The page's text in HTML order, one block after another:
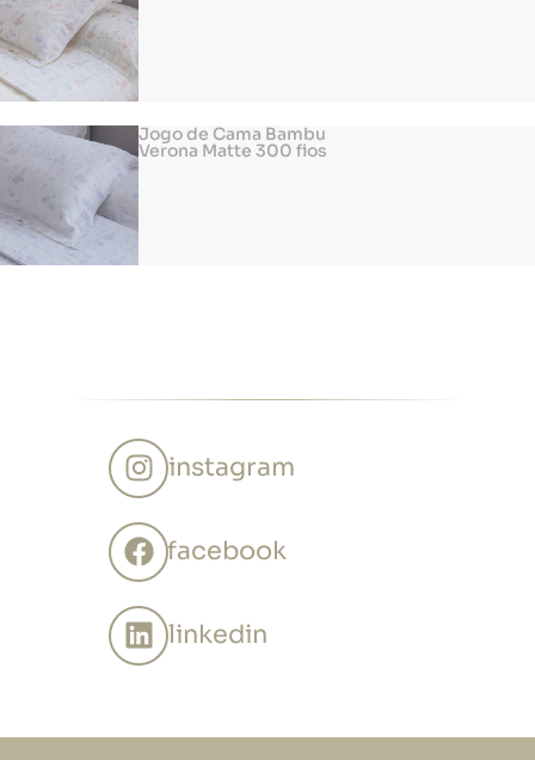
Jogo de Cama Bambu
Verona Matte 300 fios
instagram
facebook
linkedin